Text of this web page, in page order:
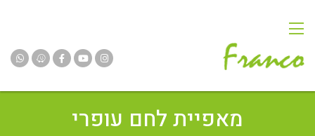
מאפיית לחם עופרי